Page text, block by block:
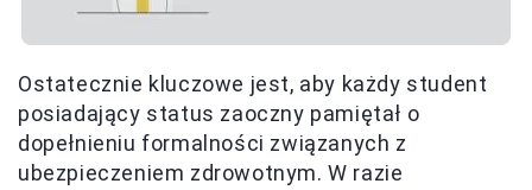
Ostatecznie kluczowe jest, aby każdy student
posiadający status zaoczny pamiętał o
dopełnieniu formalności związanych z
ubezpieczeniem zdrowotnym. W razie